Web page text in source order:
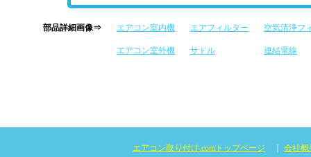
部品詳細画像⇒ エアコン室内機 エアフィルター 空気清浄フ
エアコン室外機 サドル 連結電線
エアコン取り付け.comトップページ 会社概